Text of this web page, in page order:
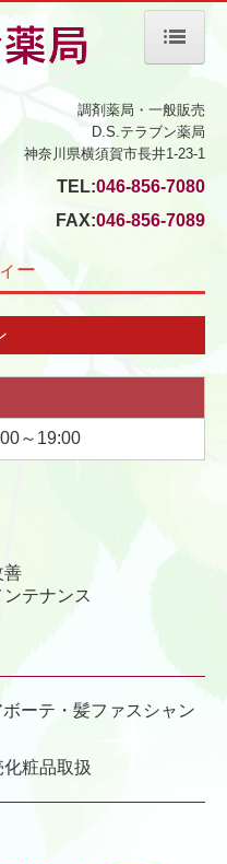
調剤薬局・一般販売
D.S.テラブン薬局
神奈川県横須賀市長井1-23-1
TEL:046-856-7080
FAX:046-856-7089
ー
～19:00
善
テナンス
ーテ・髪ファスシャン
粧品取扱